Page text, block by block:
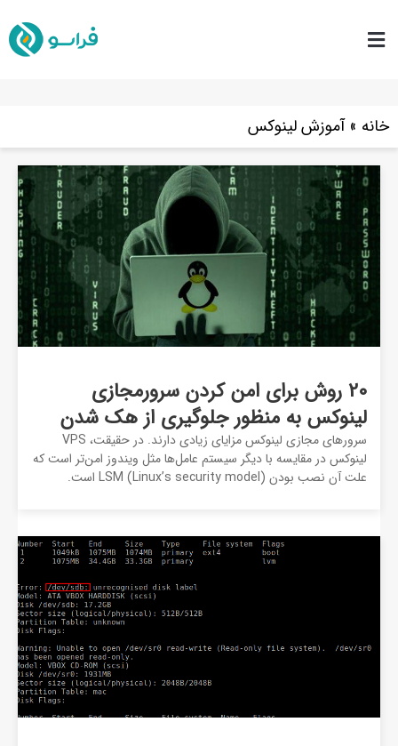
خانه »آموزش لینوکس
20 روش برای امن کردن سرورمجازی
لینوکس به منظور جلوگیری از هک شدن
سرورهای مجازی لینوکس مزایای زیادی دارند. در حقیقت، VPS
لینوکس در مقایسه با دیگر سیستم عامل‌ها مثل ویندوز امن‌تر است که
علت آن نصب بودن LSM (Linux’s security model) است.